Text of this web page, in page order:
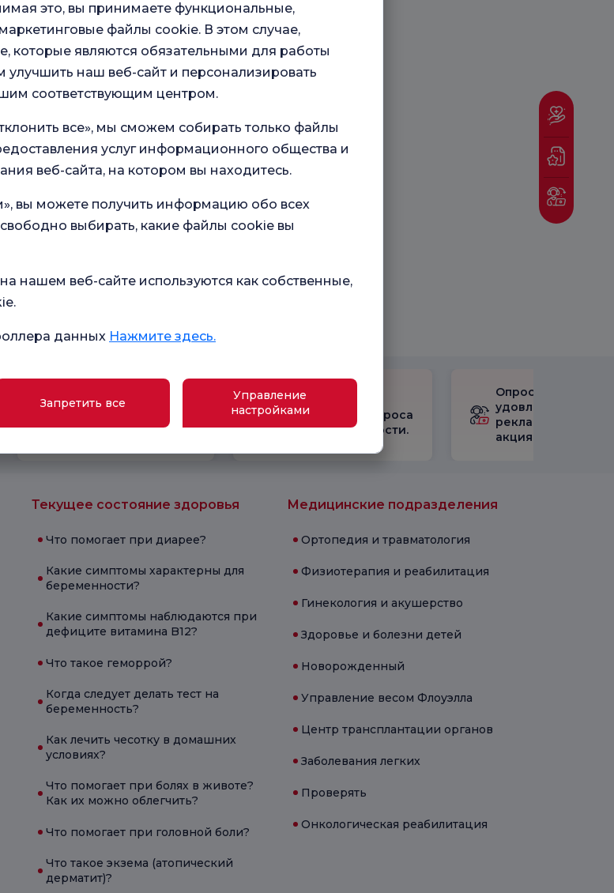
и
Текущее состояние здоровья
Что помогает при диарее?
Какие симптомы характерны для
беременности?
Какие симптомы наблюдаются при
дефиците витамина B12?
Что такое геморрой?
Когда следует делать тест на
беременность?
Как лечить чесотку в домашних
условиях?
Что помогает при болях в животе?
Как их можно облегчить?
Что помогает при головной боли?
Что такое экзема (атопический
дерматит)?
Медицинские подразделения
Ортопедия и травматология
Физиотерапия и реабилитация
Гинекология и акушерство
Здоровье и болезни детей
Новорожденный
Управление весом Флоуэлла
Центр трансплантации органов
Заболевания легких
Проверять
Онкологическая реабилитация
Общий опрос
удовлетворенности
Ознакомьтесь с
результатами опроса
удовлетворенности.
Опрос
рекламными
акциями
это, вы принимаете функциональные,
файлы cookie. В этом случае,
которые являются обязательными для работы
наш веб-сайт и персонализировать
соответствующим центром.
все», мы сможем собирать только файлы
услуг информационного общества и
веб-сайта, на котором вы находитесь.
вы можете получить информацию обо всех
выбирать, какие файлы cookie вы
нашем веб-сайте используются как собственные,
данных Нажмите здесь.
Запретить все
Управление
настройками